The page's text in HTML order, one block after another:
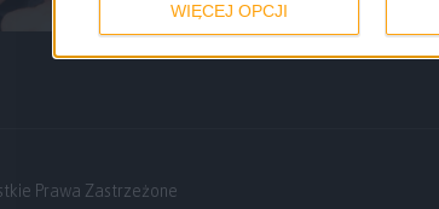
WIĘCEJ OPCJI
Prawa Zastrzeżone